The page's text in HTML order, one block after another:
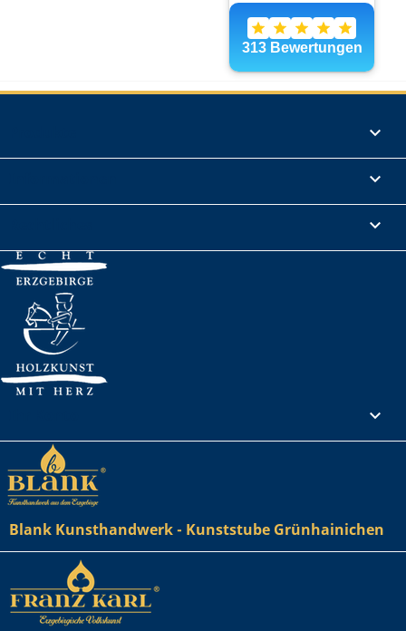




Blank Kunsthandwerk - Kunststube Grünhainichen